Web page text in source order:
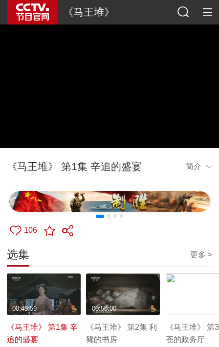
《马王堆》
《马王堆》 第1集 辛追的盛宴 简介
106
选集 更多 >
《马王堆》 第1集 辛
追的盛宴
00:49:59
《马王堆》 第2集 利
豨的书房
00:50:00
《马王堆》 第
苍的政务厅